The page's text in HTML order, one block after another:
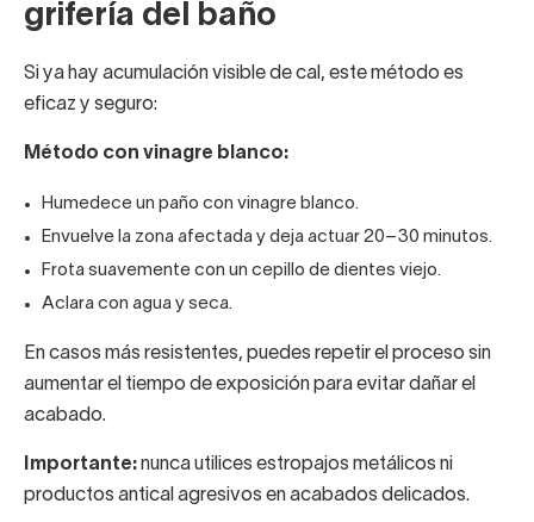
grifería del baño
Si ya hay acumulación visible de cal, este método es
eficaz y seguro:
Método con vinagre blanco:
Humedece un paño con vinagre blanco.
Envuelve la zona afectada y deja actuar 20–30 minutos.
Frota suavemente con un cepillo de dientes viejo.
Aclara con agua y seca.
En casos más resistentes, puedes repetir el proceso sin
aumentar el tiempo de exposición para evitar dañar el
acabado.
Importante: nunca utilices estropajos metálicos ni
productos antical agresivos en acabados delicados.